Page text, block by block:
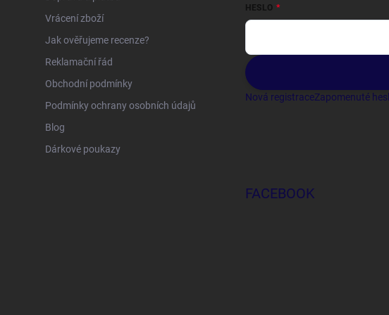
Vrácení zboží
Jak ověřujeme recenze?
Reklamační řád
Obchodní podmínky
Podmínky ochrany osobních údajů
Blog
Dárkové poukazy
HESLO
Nová registraceZapomenuté
FACEBOOK